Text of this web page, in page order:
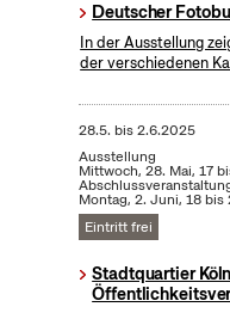
Deutscher
In der Ausstellung
der verschiedenen
28.5. bis2.6.2025
Ausstellung
Mittwoch, 28. Mai, 17
Montag, 2. Juni, 18 bis
Eintritt frei
Stadtquartier